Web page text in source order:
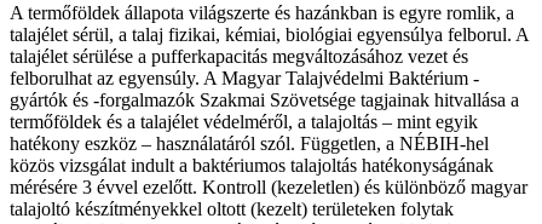
A termőföldek állapota világszerte és hazánkban is egyre romlik, a
talajélet sérül, a talaj fizikai, kémiai, biológiai egyensúlya felborul. A
talajélet sérülése a pufferkapacitás megváltozásához vezet és
felborulhat az egyensúly. A Magyar Talajvédelmi Baktérium -
gyártók és -forgalmazók Szakmai Szövetsége tagjainak hitvallása a
termőföldek és a talajélet védelméről, a talajoltás – mint egyik
hatékony eszköz – használatáról szól. Független, a NÉBIH-hel
közös vizsgálat indult a baktériumos talajoltás hatékonyságának
mérésére 3 évvel ezelőtt. Kontroll (kezeletlen) és különböző magyar
talajoltó készítményekkel oltott (kezelt) területeken folytak